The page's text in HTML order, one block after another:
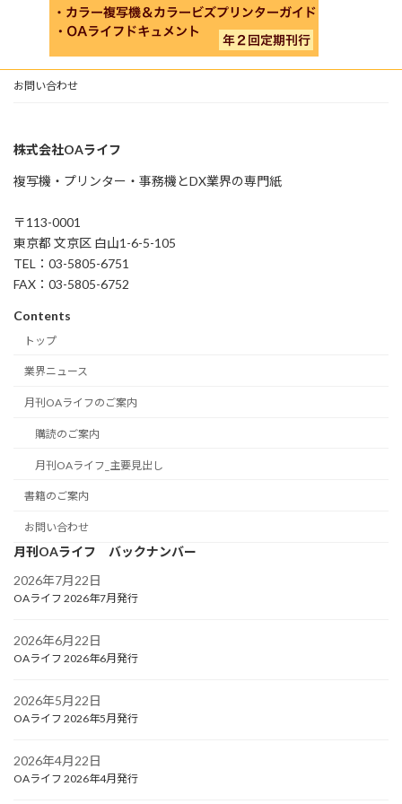
お問い合わせ
株式会社OAライフ
複写機・プリンター・事務機とDX業界の専門紙
〒113-0001
東京都 文京区 白山1-6-5-105
TEL：03-5805-6751
FAX：03-5805-6752
Contents
トップ
業界ニュース
月刊OAライフのご案内
購読のご案内
月刊OAライフ_主要見出し
書籍のご案内
お問い合わせ
月刊OAライフ バックナンバー
2026年7月22日
OAライフ 2026年7月発行
2026年6月22日
OAライフ 2026年6月発行
2026年5月22日
OAライフ 2026年5月発行
2026年4月22日
OAライフ 2026年4月発行